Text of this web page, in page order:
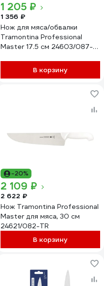
1 205 ₽
1 356 ₽
Нож для мяса/обвалки
Tramontina Professional
Master 17.5 см 24603/087-
В корзину
-20%
2 109 ₽
2 622 ₽
Нож Tramontina Professional
Master для мяса, 30 см
24621/082-TR
В корзину